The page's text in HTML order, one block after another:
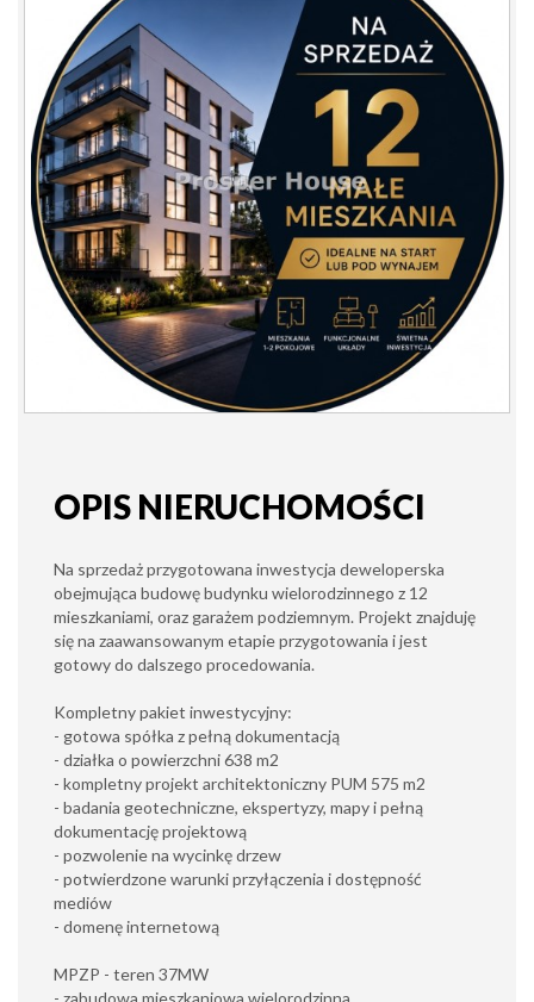
OPIS NIERUCHOMOŚCI
Na sprzedaż przygotowana inwestycja deweloperska
obejmująca budowę budynku wielorodzinnego z 12
mieszkaniami, oraz garażem podziemnym. Projekt znajduję
się na zaawansowanym etapie przygotowania i jest
gotowy do dalszego procedowania.
Kompletny pakiet inwestycyjny:
- gotowa spółka z pełną dokumentacją
- działka o powierzchni 638 m2
- kompletny projekt architektoniczny PUM 575 m2
- badania geotechniczne, ekspertyzy, mapy i pełną
dokumentację projektową
- pozwolenie na wycinkę drzew
- potwierdzone warunki przyłączenia i dostępność
mediów
- domenę internetową
MPZP - teren 37MW
- zabudowa mieszkaniowa wielorodzinna